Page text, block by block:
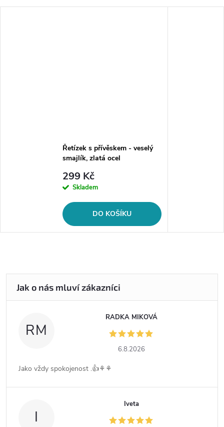
Řetízek s přívěskem - veselý
smajlík, zlatá ocel
299 Kč
Skladem
DO KOŠÍKU
RM
RADKA MIKOVÁ
6.8.2026
Jako vždy spokojenost .👍⚘️⚘️
I
Iveta